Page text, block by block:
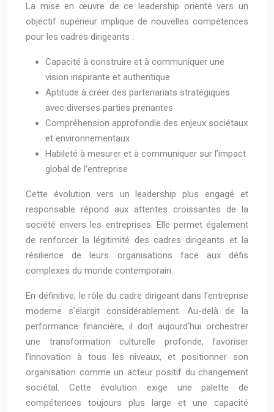
La mise en œuvre de ce leadership orienté vers un
objectif supérieur implique de nouvelles compétences
pour les cadres dirigeants :
Capacité à construire et à communiquer une
vision inspirante et authentique
Aptitude à créer des partenariats stratégiques
avec diverses parties prenantes
Compréhension approfondie des enjeux sociétaux
et environnementaux
Habileté à mesurer et à communiquer sur l’impact
global de l’entreprise
Cette évolution vers un leadership plus engagé et
responsable répond aux attentes croissantes de la
société envers les entreprises. Elle permet également
de renforcer la légitimité des cadres dirigeants et la
résilience de leurs organisations face aux défis
complexes du monde contemporain.
En définitive, le rôle du cadre dirigeant dans l’entreprise
moderne s’élargit considérablement. Au-delà de la
performance financière, il doit aujourd’hui orchestrer
une transformation culturelle profonde, favoriser
l’innovation à tous les niveaux, et positionner son
organisation comme un acteur positif du changement
sociétal. Cette évolution exige une palette de
compétences toujours plus large et une capacité